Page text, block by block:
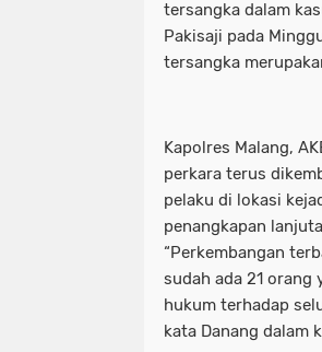
tersangka dalam
Pakisaji pada
tersangka
Kapolres Malang,
perkara terus
pelaku di lokasi
penangkapan
“Perkembangan
sudah ada 21 orang
hukum terhadap
kata Danang dalam